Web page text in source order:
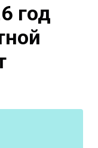
год